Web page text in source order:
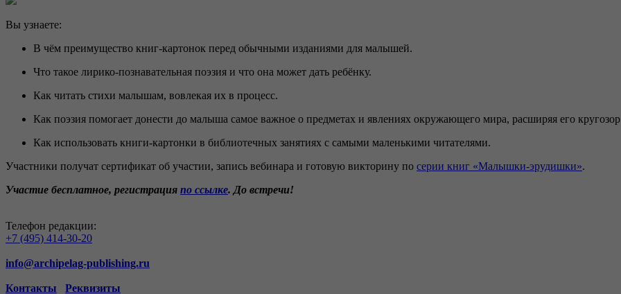
Вы узнаете:
В чём преимущество книг-картонок перед обычными изданиями для малышей.
Что такое лирико-познавательная поэзия и что она может дать ребёнку.
Как читать стихи малышам, вовлекая их в процесс.
Как поэзия помогает донести до малыша самое важное о предметах и явлениях окружающего мира, расширяя его
Как использовать книги-картонки в библиотечных занятиях с самыми маленькими читателями.
Участники получат сертификат об участии, запись вебинара и готовую викторину по серии книг «Малышки-эрудишки».
Участие бесплатное, регистрация по ссылке. До встречи!
Телефон редакции:
+7 (495) 414-30-20
info@archipelag-publishing.ru
Контакты Реквизиты